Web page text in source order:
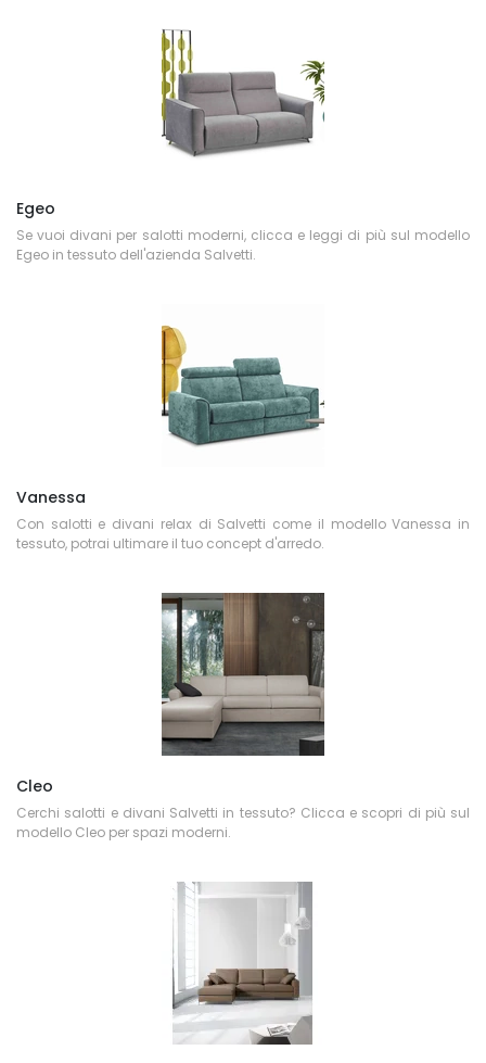
Egeo
Se vuoi divani per salotti moderni, clicca e leggi di più sul modello
Egeo in tessuto dell'azienda Salvetti.
Vanessa
Con salotti e divani relax di Salvetti come il modello Vanessa in
tessuto, potrai ultimare il tuo concept d'arredo.
Cleo
Cerchi salotti e divani Salvetti in tessuto? Clicca e scopri di più sul
modello Cleo per spazi moderni.